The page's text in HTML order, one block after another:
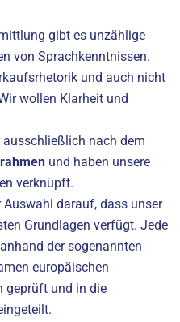
gibt es unzählige
von Sprachkenntnissen.
und auch nicht
wollen Klarheit und
nach dem
und haben unsere
verknüpft.
darauf, dass unser
Grundlagen verfügt. Jede
der sogenannten
europäischen
geprüft und in die